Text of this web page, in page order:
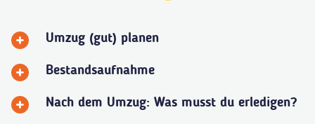
Umzug (gut) planen
Bestandsaufnahme
Nach dem Umzug: Was musst du erledigen?